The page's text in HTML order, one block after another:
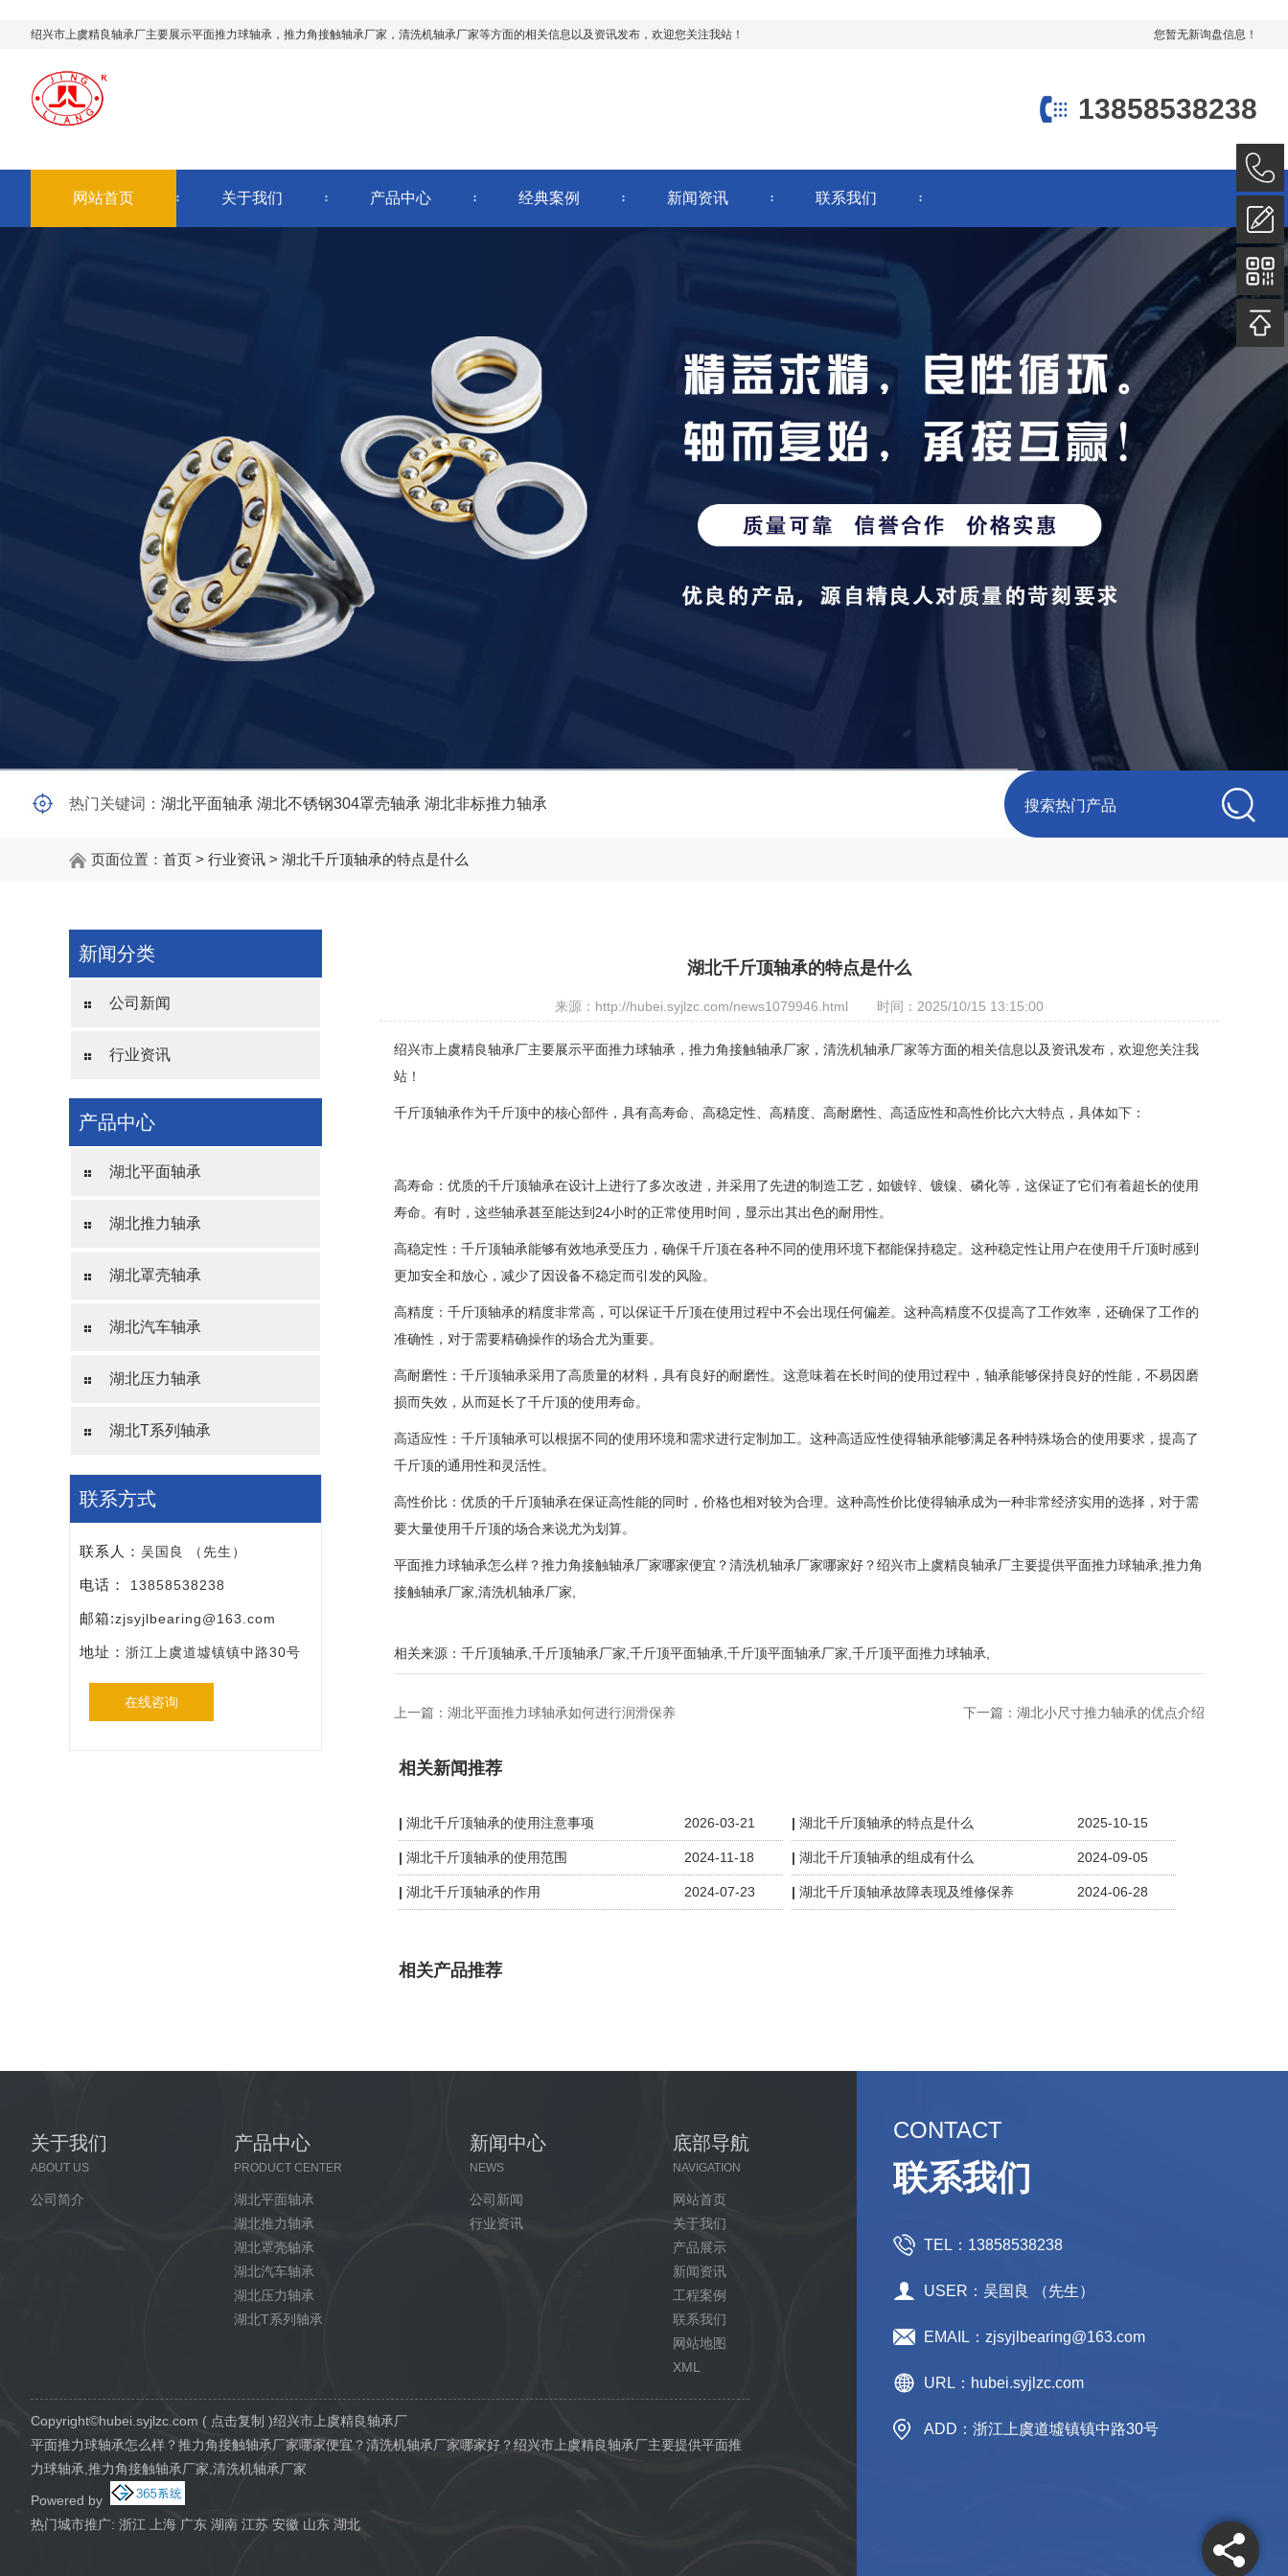
绍兴市上虞精良轴承厂主要展示平面推力球轴承 ，推力角接触轴承厂家，清洗机轴承厂家等方面的相关信息以及资讯发布，欢迎您关注我站！ 您暂无新询盘信息！
13858538238
网站首页 关于我们 产品中心 经典案例 新闻资讯 联系我们
热门关键词： 湖北平面轴承 湖北不锈钢304罩壳轴承 湖北非标推力轴承
页面位置： 首页 > 行业资讯 > 湖北千斤顶轴承的特点是什么
新闻分类
公司新闻
行业资讯
产品中心
湖北平面轴承
湖北推力轴承
湖北罩壳轴承
湖北汽车轴承
湖北压力轴承
湖北T系列轴承
联系方式
联系人： 吴国良 （先生）
电话： 13858538238
邮箱:zjsyjlbearing@163.com
地址： 浙江上虞道墟镇镇中路30号
在线咨询
湖北千斤顶轴承的特点是什么
来源：http://hubei.syjlzc.com/news1079946.html 时间：2025/10/15 13:15:00
绍兴市上虞精良轴承厂主要展示平面推力球轴承 ，推力角接触轴承厂家，清洗机轴承厂家等方面的相关信息以及资讯发布，欢迎您关注我
站！
千斤顶轴承作为千斤顶中的核心部件，具有高寿命、高稳定性、高精度、高耐磨性、高适应性和高性价比六大特点，具体如下：
高寿命：优质的千斤顶轴承在设计上进行了多次改进，并采用了先进的制造工艺，如镀锌、镀镍、磷化等，这保证了它们有着超长的使用
寿命。有时，这些轴承甚至能达到24小时的正常使用时间，显示出其出色的耐用性。
高稳定性：千斤顶轴承能够有效地承受压力，确保千斤顶在各种不同的使用环境下都能保持稳定。这种稳定性让用户在使用千斤顶时感到
更加安全和放心，减少了因设备不稳定而引发的风险。
高精度：千斤顶轴承的精度非常高，可以保证千斤顶在使用过程中不会出现任何偏差。这种高精度不仅提高了工作效率，还确保了工作的
准确性，对于需要精确操作的场合尤为重要。
高耐磨性：千斤顶轴承采用了高质量的材料，具有良好的耐磨性。这意味着在长时间的使用过程中，轴承能够保持良好的性能，不易因磨
损而失效，从而延长了千斤顶的使用寿命。
高适应性：千斤顶轴承可以根据不同的使用环境和需求进行定制加工。这种高适应性使得轴承能够满足各种特殊场合的使用要求，提高了
千斤顶的通用性和灵活性。
高性价比：优质的千斤顶轴承在保证高性能的同时，价格也相对较为合理。这种高性价比使得轴承成为一种非常经济实用的选择，对于需
要大量使用千斤顶的场合来说尤为划算。
平面推力球轴承怎么样？推力角接触轴承厂家哪家便宜？清洗机轴承厂家哪家好？绍兴市上虞精良轴承厂主要提供平面推力球轴承,推力角
接触轴承厂家,清洗机轴承厂家,
相关来源： 千斤顶轴承 千斤顶轴承厂家 千斤顶平面轴承 千斤顶平面轴承厂家 千斤顶平面推力球轴承
上一篇： 湖北平面推力球轴承如何进行润滑保养 下一篇： 湖北小尺寸推力轴承的优点介绍
相关新闻推荐
湖北千斤顶轴承的使用注意事项 2026-03-21 湖北千斤顶轴承的特点是什么 2025-10-15
湖北千斤顶轴承的使用范围 2024-11-18 湖北千斤顶轴承的组成有什么 2024-09-05
湖北千斤顶轴承的作用 2024-07-23 湖北千斤顶轴承故障表现及维修保养 2024-06-28
相关产品推荐
关于我们
ABOUT US
公司简介
产品中心
PRODUCT CENTER
湖北平面轴承
湖北推力轴承
湖北罩壳轴承
湖北汽车轴承
湖北压力轴承
湖北T系列轴承
新闻中心
NEWS
公司新闻
行业资讯
底部导航
NAVIGATION
网站首页
关于我们
产品展示
新闻资讯
工程案例
联系我们
网站地图
XML
Copyright©hubei.syjlzc.com ( 点击复制 )绍兴市上虞精良轴承厂
平面推力球轴承怎么样？推力角接触轴承厂家哪家便宜？清洗机轴承厂家哪家好？绍兴市上虞精良轴承厂主要提供平面推
力球轴承,推力角接触轴承厂家,清洗机轴承厂家
Powered by
热门城市推广: 浙江 上海 广东 湖南 江苏 安徽 山东 湖北
CONTACT
联系我们
TEL：13858538238
USER：吴国良 （先生）
EMAIL：zjsyjlbearing@163.com
URL：hubei.syjlzc.com
ADD：浙江上虞道墟镇镇中路30号